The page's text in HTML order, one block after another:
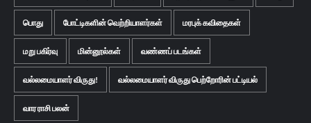
பொது போட்டிகளின் வெற்றியாளர்கள் மரபுக் கவிதைகள்
மறு பகிர்வு மின்னூல்கள் வண்ணப் படங்கள்
வல்லமையாளர் விருது! வல்லமையாளர் விருது பெற்றோரின் பட்டியல்
வார ராசி பலன்